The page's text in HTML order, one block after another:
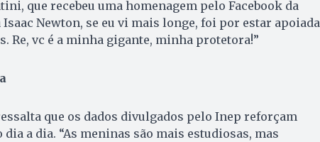
que recebeu uma homenagem pelo Facebook da
Newton, se eu vi mais longe, foi por estar apoiada
Re, vc é a minha gigante, minha protetora!”
que os dados divulgados pelo Inep reforçam
dia a dia. “As meninas são mais estudiosas, mas